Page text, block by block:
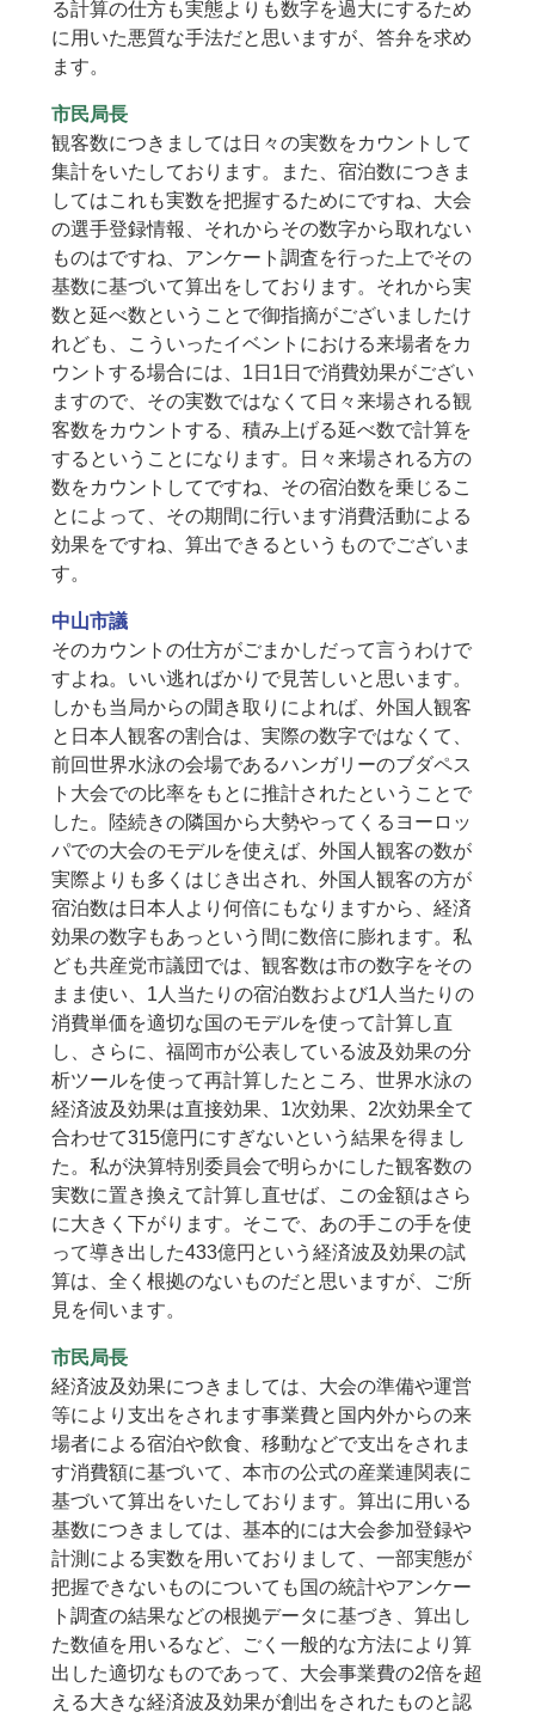
る計算の仕方も実態よりも数字を過大にするため
に用いた悪質な手法だと思いますが、答弁を求め
ます。
市民局長
観客数につきましては日々の実数をカウントして
集計をいたしております。また、宿泊数につきま
してはこれも実数を把握するためにですね、大会
の選手登録情報、それからその数字から取れない
ものはですね、アンケート調査を行った上でその
基数に基づいて算出をしております。それから実
数と延べ数ということで御指摘がございましたけ
れども、こういったイベントにおける来場者をカ
ウントする場合には、1日1日で消費効果がござい
ますので、その実数ではなくて日々来場される観
客数をカウントする、積み上げる延べ数で計算を
するということになります。日々来場される方の
数をカウントしてですね、その宿泊数を乗じるこ
とによって、その期間に行います消費活動による
効果をですね、算出できるというものでございま
す。
中山市議
そのカウントの仕方がごまかしだって言うわけで
すよね。いい逃ればかりで見苦しいと思います。
しかも当局からの聞き取りによれば、外国人観客
と日本人観客の割合は、実際の数字ではなくて、
前回世界水泳の会場であるハンガリーのブダペス
ト大会での比率をもとに推計されたということで
した。陸続きの隣国から大勢やってくるヨーロッ
パでの大会のモデルを使えば、外国人観客の数が
実際よりも多くはじき出され、外国人観客の方が
宿泊数は日本人より何倍にもなりますから、経済
効果の数字もあっという間に数倍に膨れます。私
ども共産党市議団では、観客数は市の数字をその
まま使い、1人当たりの宿泊数および1人当たりの
消費単価を適切な国のモデルを使って計算し直
し、さらに、福岡市が公表している波及効果の分
析ツールを使って再計算したところ、世界水泳の
経済波及効果は直接効果、1次効果、2次効果全て
合わせて315億円にすぎないという結果を得まし
た。私が決算特別委員会で明らかにした観客数の
実数に置き換えて計算し直せば、この金額はさら
に大きく下がります。そこで、あの手この手を使
って導き出した433億円という経済波及効果の試
算は、全く根拠のないものだと思いますが、ご所
見を伺います。
市民局長
経済波及効果につきましては、大会の準備や運営
等により支出をされます事業費と国内外からの来
場者による宿泊や飲食、移動などで支出をされま
す消費額に基づいて、本市の公式の産業連関表に
基づいて算出をいたしております。算出に用いる
基数につきましては、基本的には大会参加登録や
計測による実数を用いておりまして、一部実態が
把握できないものについても国の統計やアンケー
ト調査の結果などの根拠データに基づき、算出し
た数値を用いるなど、ごく一般的な方法により算
出した適切なものであって、大会事業費の2倍を超
える大きな経済波及効果が創出をされたものと認